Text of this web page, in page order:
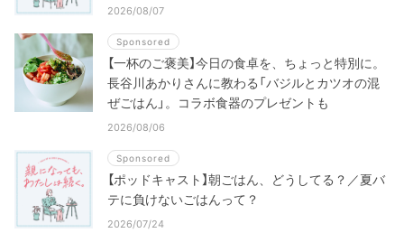
2026/08/07
Sponsored
【一杯のご褒美】今日の食卓を、ちょっと特別に。
長谷川あかりさんに教わる「バジルとカツオの混
ぜごはん」。コラボ食器のプレゼントも
2026/08/06
Sponsored
【ポッドキャスト】朝ごはん、どうしてる？／夏バ
テに負けないごはんって？
2026/07/24